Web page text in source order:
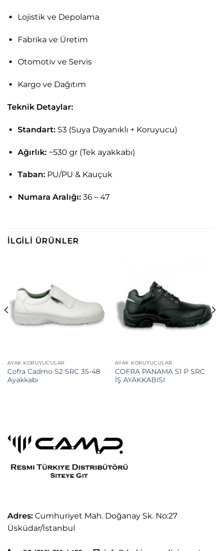
Lojistik ve Depolama
Fabrika ve Üretim
Otomotiv ve Servis
Kargo ve Dağıtım
Teknik Detaylar:
Standart:S3 (Suya Dayanıklı + Koruyucu)
Ağırlık:~530 gr (Tek ayakkabı)
Taban:PU/PU & Kauçuk
Numara Aralığı:36 – 47
İLGILI ÜRÜNLER
AYAK KORUYUCULAR
Cofra Cadmo S2 SRC 35-48
Ayakkabı
AYAK KORUYUCULAR
COFRA PANAMA S1 P SRC
İŞ AYAKKABISI
Adres: Cumhuriyet Mah. Doğanay Sk. No:27
Üsküdar/İstanbul